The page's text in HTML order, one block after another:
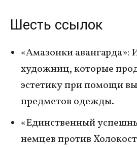
Шесть ссылок
«Амазонки авангарда»:
художниц, которые
эстетику при помощи
предметов одежды.
«Единственный
немцев против